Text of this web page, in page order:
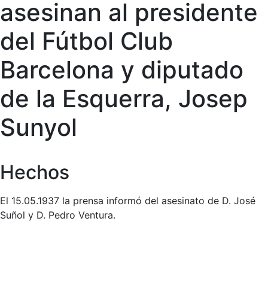
asesinan al presidente
del Fútbol Club
Barcelona y diputado
de la Esquerra, Josep
Sunyol
Hechos
El 15.05.1937 la prensa informó del asesinato de D. José
Suñol y D. Pedro Ventura.